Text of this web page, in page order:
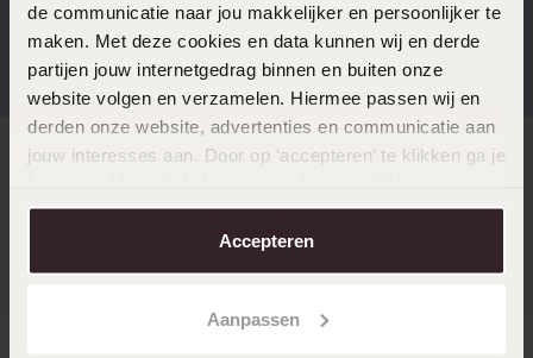
de communicatie naar jou makkelijker en persoonlijker te
maken. Met deze cookies en data kunnen wij en derde
partijen jouw internetgedrag binnen en buiten onze
website volgen en verzamelen. Hiermee passen wij en
derden onze website, advertenties en communicatie aan
jouw interesses aan. Door op ‘accepteren’ te klikken ga je
aanpassen. Lees er meer over in onscookiebeleid.
Accepteren
Aanpassen
Gratis verzending vanaf
4,59 uit 5 (55.000+
Direct naar